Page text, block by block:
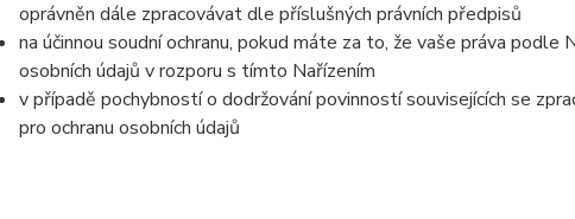
oprávněn dále zpracovávat dle příslušných právních předpisů
na účinnou soudní ochranu, pokud máte za to, že vaše práva
osobních údajů v rozporu s tímto Nařízením
v případě pochybností o dodržování povinností souvisejících se
pro ochranu osobních údajů